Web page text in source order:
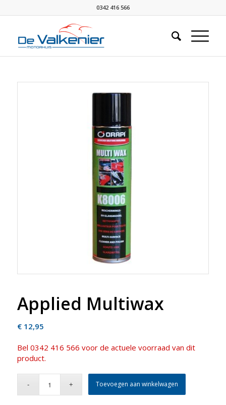
0342 416 566
Applied Multiwax
€12,95
Bel 0342 416 566 voor de actuele voorraad van dit
product.
Toevoegen aan winkelwagen